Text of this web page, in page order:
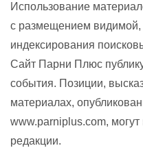
Использование
с размещением видимой,
индексирования
Сайт Парни Плюс
события. Позиции,
материалах,
www.parniplus.com,
редакции.